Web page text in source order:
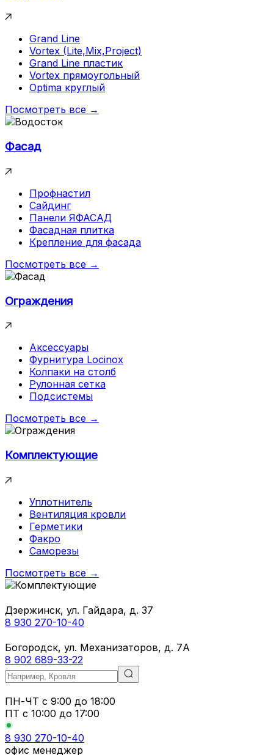
Grand Line
Vortex (Lite,Mix,Project)
Grand Line пластик
Vortex прямоугольный
Optima круглый
Посмотреть все →
Фасад
Профнастил
Сайдинг
Панели ЯФАСАД
Фасадная плитка
Крепление для фасада
Посмотреть все →
Ограждения
Аксессуары
Фурнитура Locinox
Колпаки на столб
Рулонная сетка
Подсистемы
Посмотреть все →
Комплектующие
Уплотнитель
Вентиляция кровли
Герметики
Факро
Саморезы
Посмотреть все →
Дзержинск, ул. Гайдара, д. 37
8 930 270-10-40
Богородск, ул. Механизаторов, д. 7А
8 902 689-33-22
ПН-ЧТ с 9:00 до 18:00
ПТ с 10:00 до 17:00
8 930 270-10-40
офис менеджер